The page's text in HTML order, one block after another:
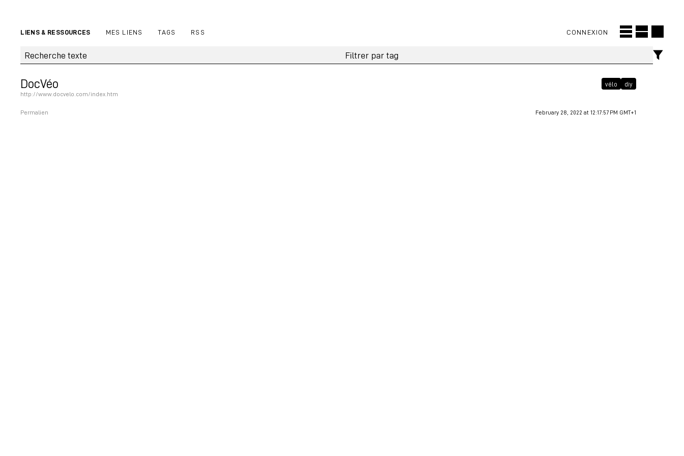
LIENS & RESSOURCES MES LIENS TAGS RSS CONNEXION
DocVéo
http://www.docvelo.com/index.htm
vélo diy
Permalien February 28, 2022 at 12:17:57 PM GMT+1